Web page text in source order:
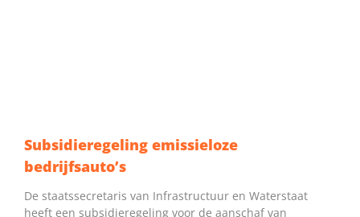
Subsidieregeling emissieloze
bedrijfsauto’s
De staatssecretaris van Infrastructuur en Waterstaat
heeft een subsidieregeling voor de aanschaf van